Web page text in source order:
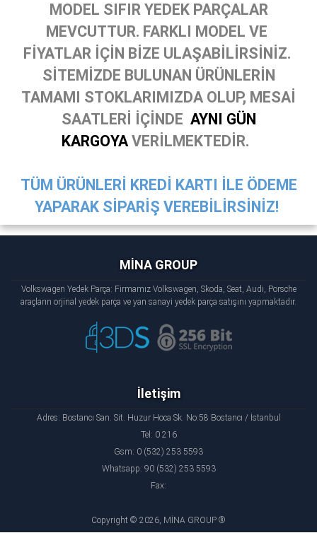
MODEL SIFIR YEDEK PARÇALAR
MEVCUTTUR. FARKLI MODEL VE
FİYATLAR İÇİN BİZE ULAŞABİLİRSİNİZ.
SİTEMİZDE BULUNAN ÜRÜNLERİN
TAMAMI STOKLARIMIZDA OLUP, MESAİ
SAATLERİ İÇİNDE AYNI GÜN
KARGOYA VERİLMEKTEDİR.
TÜM ÜRÜNLERİ KREDİ KARTI İLE ÖDEME
YAPARAK SİPARİŞ VEREBİLİRSİNİZ!
MİNA GROUP
Volkswagen Yedek Parça: Firmamız Volkswagen, Skoda, Seat, Audi, Porsche
araçların orjinal yedek parça ve yan sanayi yedek parça satışını yapmaktadır.
İletişim
Adres: Bostancı San. Sit. Huzur Hoca Sk. No:58 Bostancı / İstanbul
Tel: 0 216
Gsm: 0 (532) 253 5593
Whatsapp: 90 (532) 253 5593
Fax:
Copyright © 2026, MİNA GROUP ®